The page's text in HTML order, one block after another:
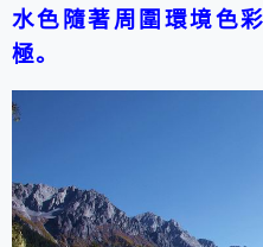
水色隨著周圍環境色
極。